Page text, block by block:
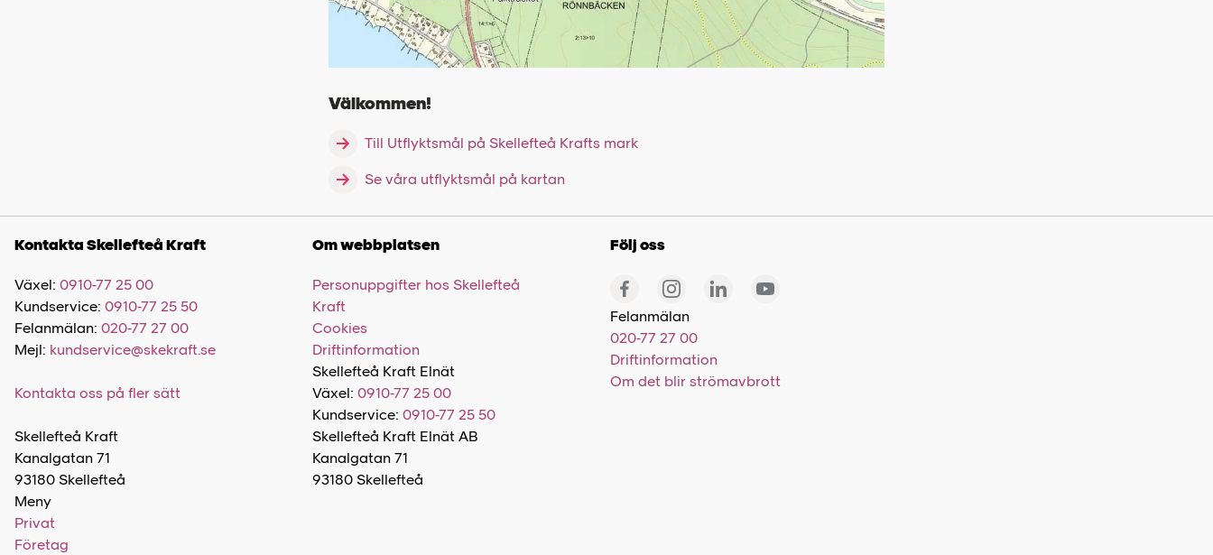
Välkommen!
Till Utflyktsmål på Skellefteå Krafts mark
Se våra utflyktsmål på kartan
Kontakta Skellefteå Kraft
Växel: 0910-77 25 00
Kundservice: 0910-77 25 50
Felanmälan: 020-77 27 00
Mejl: kundservice@skekraft.se
Kontakta oss på fler sätt
Skellefteå Kraft
Kanalgatan 71
93180 Skellefteå
Meny
Privat
Företag
Om webbplatsen
Personuppgifter hos Skellefteå
Kraft
Cookies
Driftinformation
Skellefteå Kraft Elnät
Växel: 0910-77 25 00
Kundservice: 0910-77 25 50
Skellefteå Kraft Elnät AB
Kanalgatan 71
93180 Skellefteå
Följ oss
Felanmälan
020-77 27 00
Driftinformation
Om det blir strömavbrott